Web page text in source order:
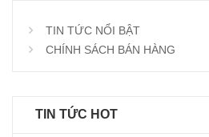
TIN TỨC NỔI BẬT
CHÍNH SÁCH BÁN HÀNG
TIN TỨC HOT